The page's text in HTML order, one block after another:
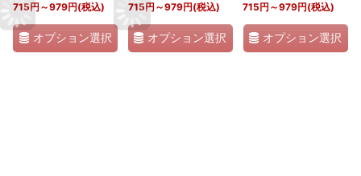
715円 ～979円(税込)
オプション選択
715円 ～979円(税込)
オプション選択
715円 ～979円(税込)
オプション選択